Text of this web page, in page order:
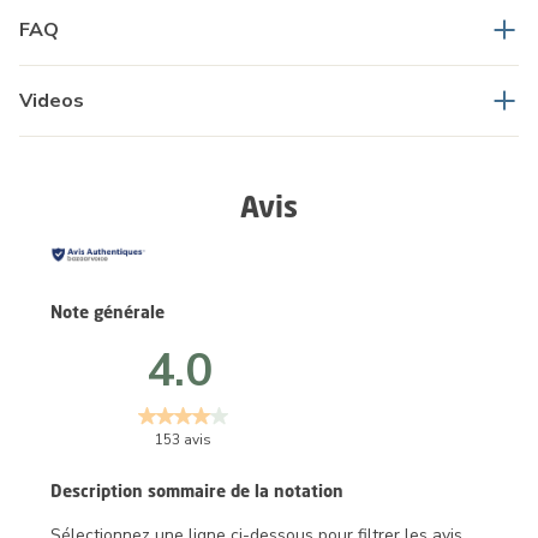
FAQ
Videos
Avis
Description sommaire de la notation
Note générale
4.0
153 avis